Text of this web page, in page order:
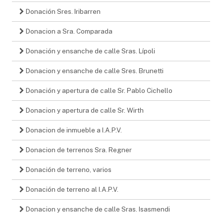
Donación Sres. Iribarren
Donacion a Sra. Comparada
Donación y ensanche de calle Sras. Lípoli
Donacion y ensanche de calle Sres. Brunetti
Donación y apertura de calle Sr. Pablo Cichello
Donacion y apertura de calle Sr. Wirth
Donacion de inmueble a I.A.P.V.
Donacion de terrenos Sra. Regner
Donación de terreno, varios
Donación de terreno al I.A.P.V.
Donacion y ensanche de calle Sras. Isasmendi